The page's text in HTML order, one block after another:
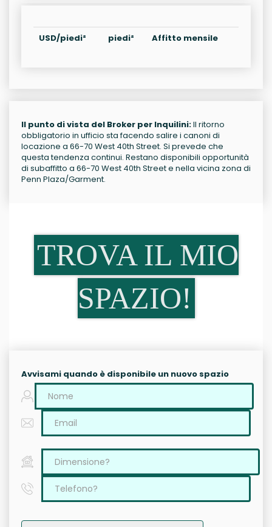
USD/piedi² piedi² Affitto mensile
Il punto di vista del Broker per Inquilini:Il ritorno
obbligatorio in ufficio sta facendo salire i canoni di
locazione a 66-70 West 40th Street. Si prevede che
questa tendenza continui. Restano disponibili opportunità
di subaffitto a 66-70 West 40th Street e nella vicina zona di
Penn Plaza/Garment.
TROVA IL MIO
SPAZIO!
Avvisami quando è disponibile un nuovo spazio